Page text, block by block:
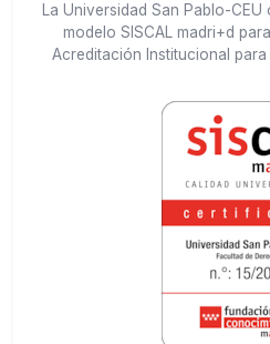
La Universidad San Pablo-
modelo SISCAL madri+d
Acreditación Institucional